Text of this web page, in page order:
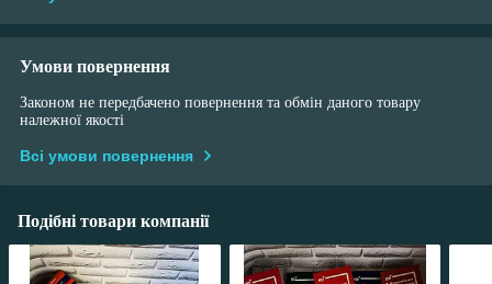
Умови повернення
Законом не передбачено повернення та обмін даного товару
належної якості
Всі умови повернення
Подібні товари компанії